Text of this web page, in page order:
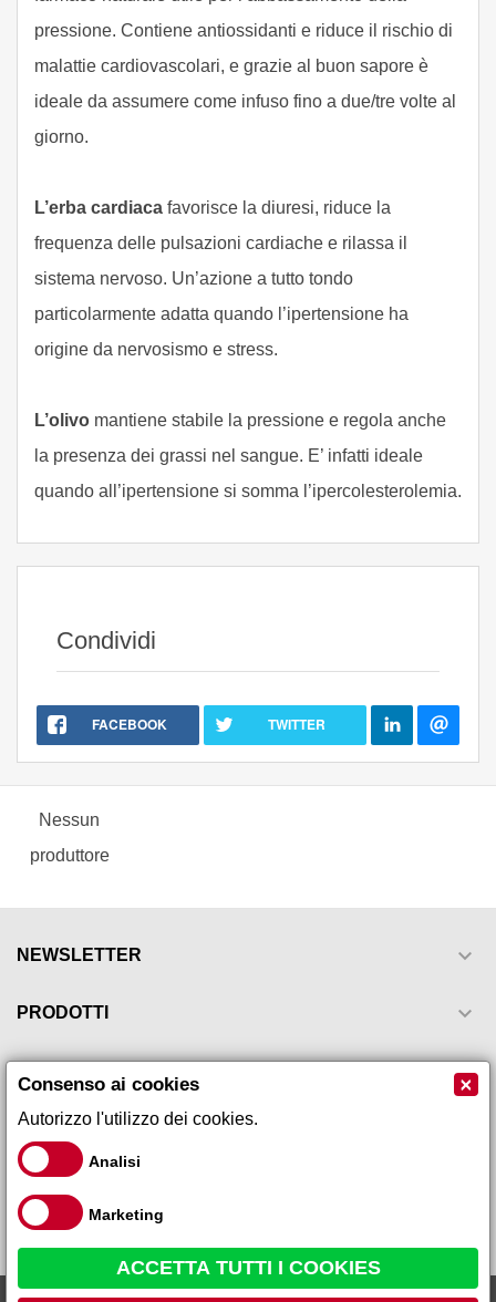
pressione. Contiene antiossidanti e riduce il rischio di
malattie cardiovascolari, e grazie al buon sapore è
ideale da assumere come infuso fino a due/tre volte al
giorno.
L’erba cardiaca favorisce la diuresi, riduce la
frequenza delle pulsazioni cardiache e rilassa il
sistema nervoso. Un’azione a tutto tondo
particolarmente adatta quando l’ipertensione ha
origine da nervosismo e stress.
L’olivo mantiene stabile la pressione e regola anche
la presenza dei grassi nel sangue. E’ infatti ideale
quando all’ipertensione si somma l’ipercolesterolemia.
Condividi
FACEBOOK TWITTER
Nessun
produttore
NEWSLETTER 
PRODOTTI 

IL TUO ACCOUNT
Consenso ai cookies ×
Autorizzo l'utilizzo dei cookies.
Analisi
Marketing
ACCETTA TUTTI I COOKIES